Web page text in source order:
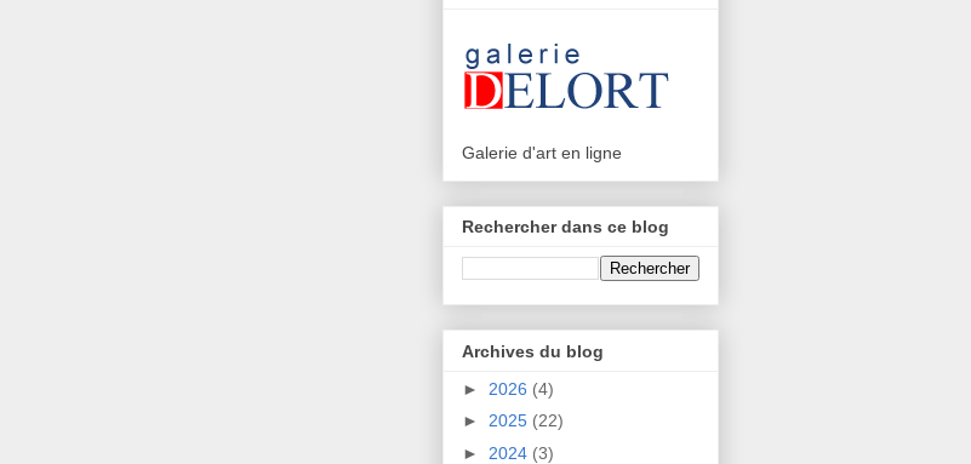
Galerie d'art en ligne
Rechercher dans ce blog
Archives du blog
► 2026 (4)
► 2025 (22)
► 2024 (3)